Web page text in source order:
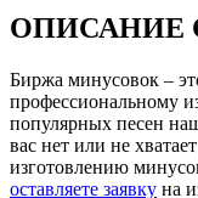
ОПИСАНИЕ
Биржа минусовок –
профессиональному
популярных песен
вас нет или не
изготовлению
оставляете заявку на